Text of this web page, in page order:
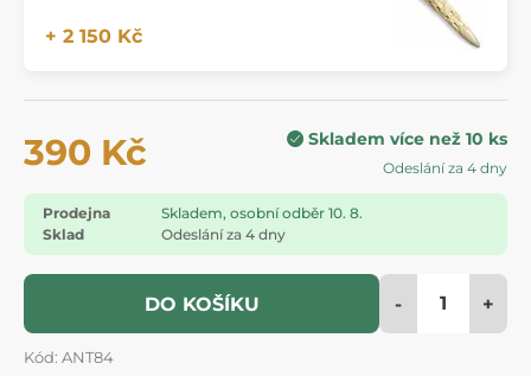
+ 2 150 Kč
390 Kč Skladem více než 10 ks
Odeslání za 4 dny
Prodejna
Skladem, osobní odběr 10. 8.
Sklad
Odeslání za 4 dny
DO KOŠÍKU - +
Kód: ANT84